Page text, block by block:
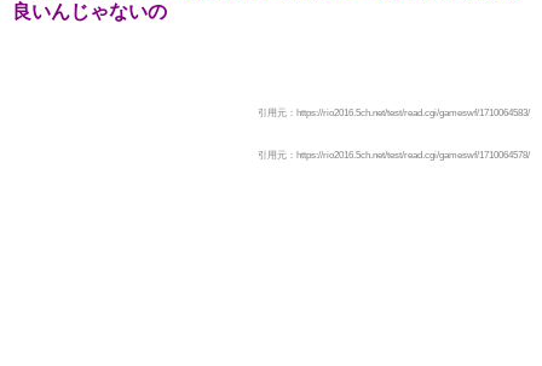
良いんじゃないの
引用元：https://rio2016.5ch.net/test/read.cgi/gameswf/1710064583/
引用元：https://rio2016.5ch.net/test/read.cgi/gameswf/1710064578/